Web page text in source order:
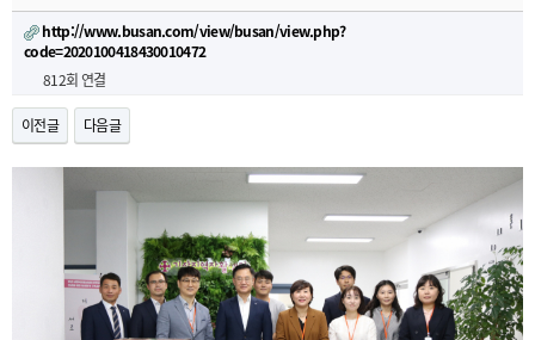
http://www.busan.com/view/busan/view.php?
code=2020100418430010472
812회 연결
이전글 다음글